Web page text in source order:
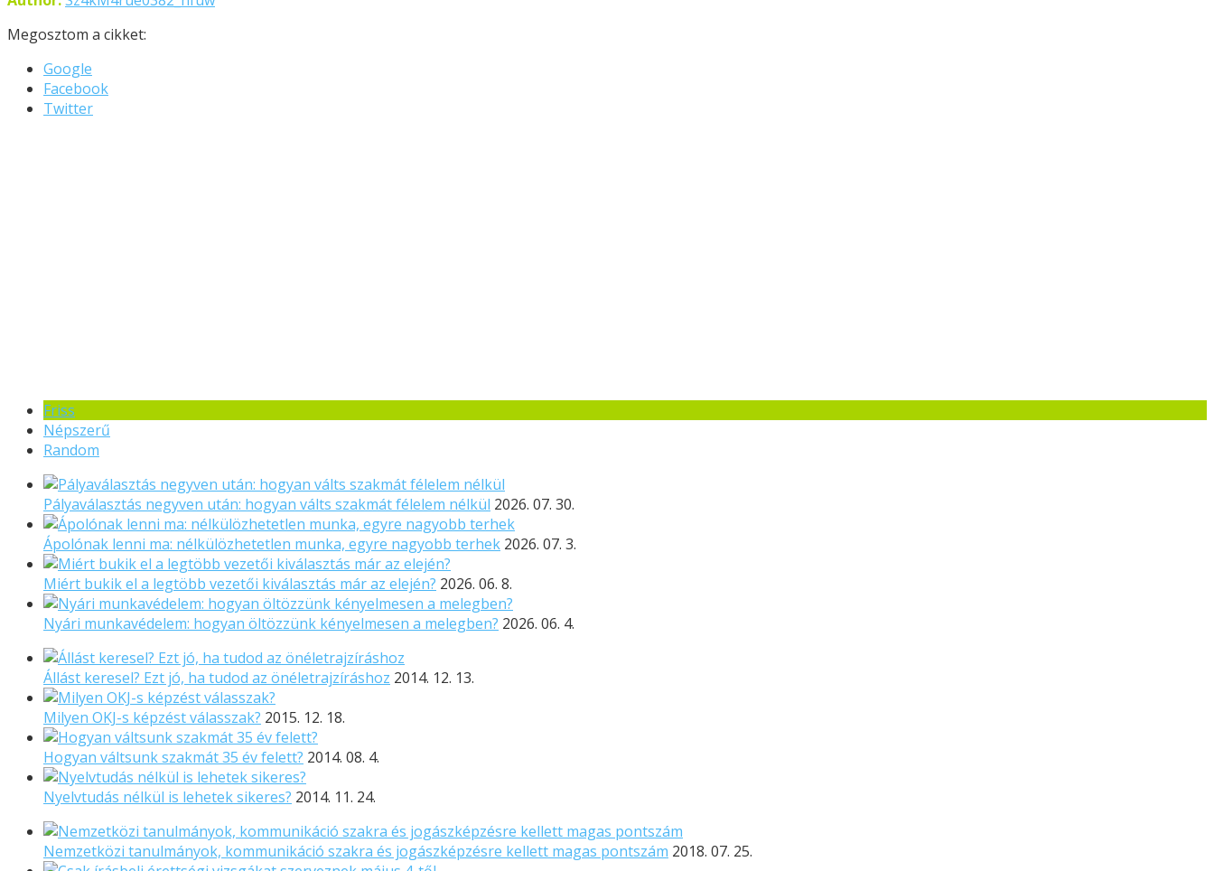
Megosztom a cikket:
Google
Facebook
Twitter
Friss
Népszerű
Random
Pályaválasztás negyven után: hogyan válts szakmát félelem nélkül 2026. 07. 30.
Ápolónak lenni ma: nélkülözhetetlen munka, egyre nagyobb terhek 2026. 07. 3.
Miért bukik el a legtöbb vezetői kiválasztás már az elején? 2026. 06. 8.
Nyári munkavédelem: hogyan öltözzünk kényelmesen a melegben? 2026. 06. 4.
Állást keresel? Ezt jó, ha tudod az önéletrajzíráshoz 2014. 12. 13.
Milyen OKJ-s képzést válasszak? 2015. 12. 18.
Hogyan váltsunk szakmát 35 év felett? 2014. 08. 4.
Nyelvtudás nélkül is lehetek sikeres? 2014. 11. 24.
Nemzetközi tanulmányok, kommunikáció szakra és jogászképzésre kellett magas pontszám 2018. 07. 25.